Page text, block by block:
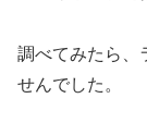
調べてみたら、
せんでした。